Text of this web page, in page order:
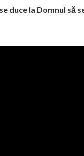
duce la Domnul să